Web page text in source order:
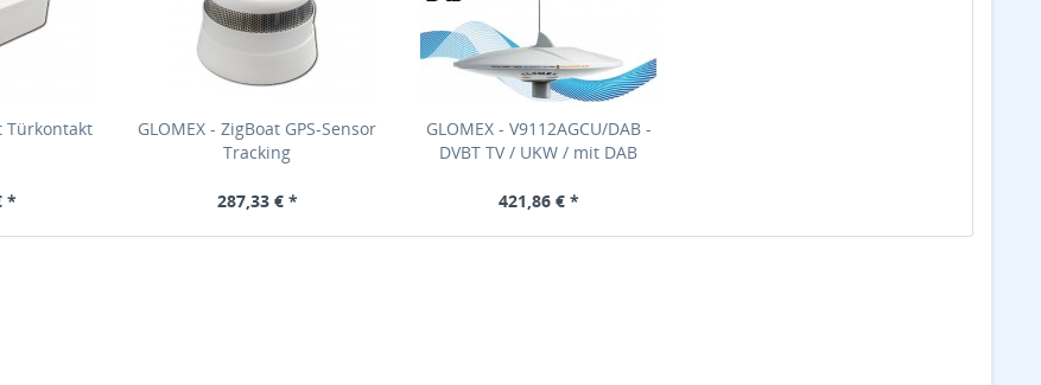
Türkontakt
*
GLOMEX - ZigBoat GPS-Sensor
Tracking
287,33 € *
GLOMEX - V9112AGCU/DAB -
DVBT TV / UKW / mit DAB
421,86 € *